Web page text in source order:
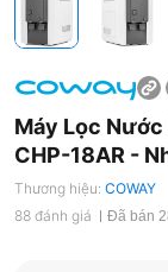
Máy Lọc Nước
CHP-18AR -
Thương hiệu: COWAY
88 đánh giá
Đã bán